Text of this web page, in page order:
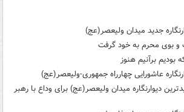
جدید میدان ولیعصر(عج)
بوی محرم به خود گرفت
برآنیم هنوز
عاشورایی چهارراه جمهوری-ولیعصر(عج)
دیوارنگاره میدان ولیعصر(عج) برای وداع با رهبر